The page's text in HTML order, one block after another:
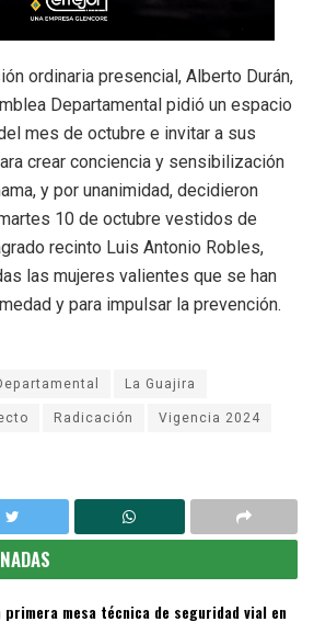
ordinaria presencial, Alberto Durán,
Departamental pidió un espacio
mes de octubre e invitar a sus
crear conciencia y sensibilización
y por unanimidad, decidieron
10 de octubre vestidos de
recinto Luis Antonio Robles,
las mujeres valientes que se han
y para impulsar la prevención.
La Guajira
Radicación Vigencia 2024
primera mesa técnica de seguridad vial en